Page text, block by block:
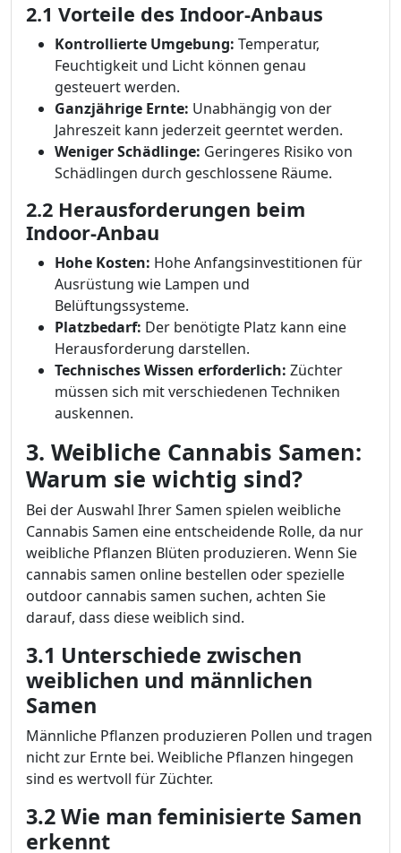
2.1 Vorteile des Indoor-Anbaus
Kontrollierte Umgebung: Temperatur,
Feuchtigkeit und Licht können genau
gesteuert werden.
Ganzjährige Ernte: Unabhängig von der
Jahreszeit kann jederzeit geerntet werden.
Weniger Schädlinge: Geringeres Risiko von
Schädlingen durch geschlossene Räume.
2.2 Herausforderungen beim
Indoor-Anbau
Hohe Kosten: Hohe Anfangsinvestitionen für
Ausrüstung wie Lampen und
Belüftungssysteme.
Platzbedarf: Der benötigte Platz kann eine
Herausforderung darstellen.
Technisches Wissen erforderlich: Züchter
müssen sich mit verschiedenen Techniken
auskennen.
3. Weibliche Cannabis Samen:
Warum sie wichtig sind?
Bei der Auswahl Ihrer Samen spielen weibliche
Cannabis Samen eine entscheidende Rolle, da nur
weibliche Pflanzen Blüten produzieren. Wenn Sie
cannabis samen online bestellen oder spezielle
outdoor cannabis samen suchen, achten Sie
darauf, dass diese weiblich sind.
3.1 Unterschiede zwischen
weiblichen und männlichen
Samen
Männliche Pflanzen produzieren Pollen und tragen
nicht zur Ernte bei. Weibliche Pflanzen hingegen
sind es wertvoll für Züchter.
3.2 Wie man feminisierte Samen
erkennt